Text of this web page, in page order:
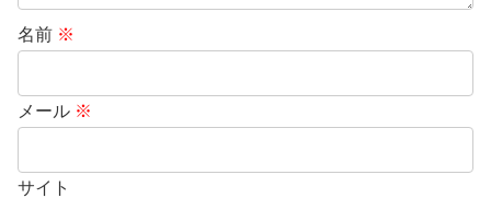
名前 ※
メール ※
サイト